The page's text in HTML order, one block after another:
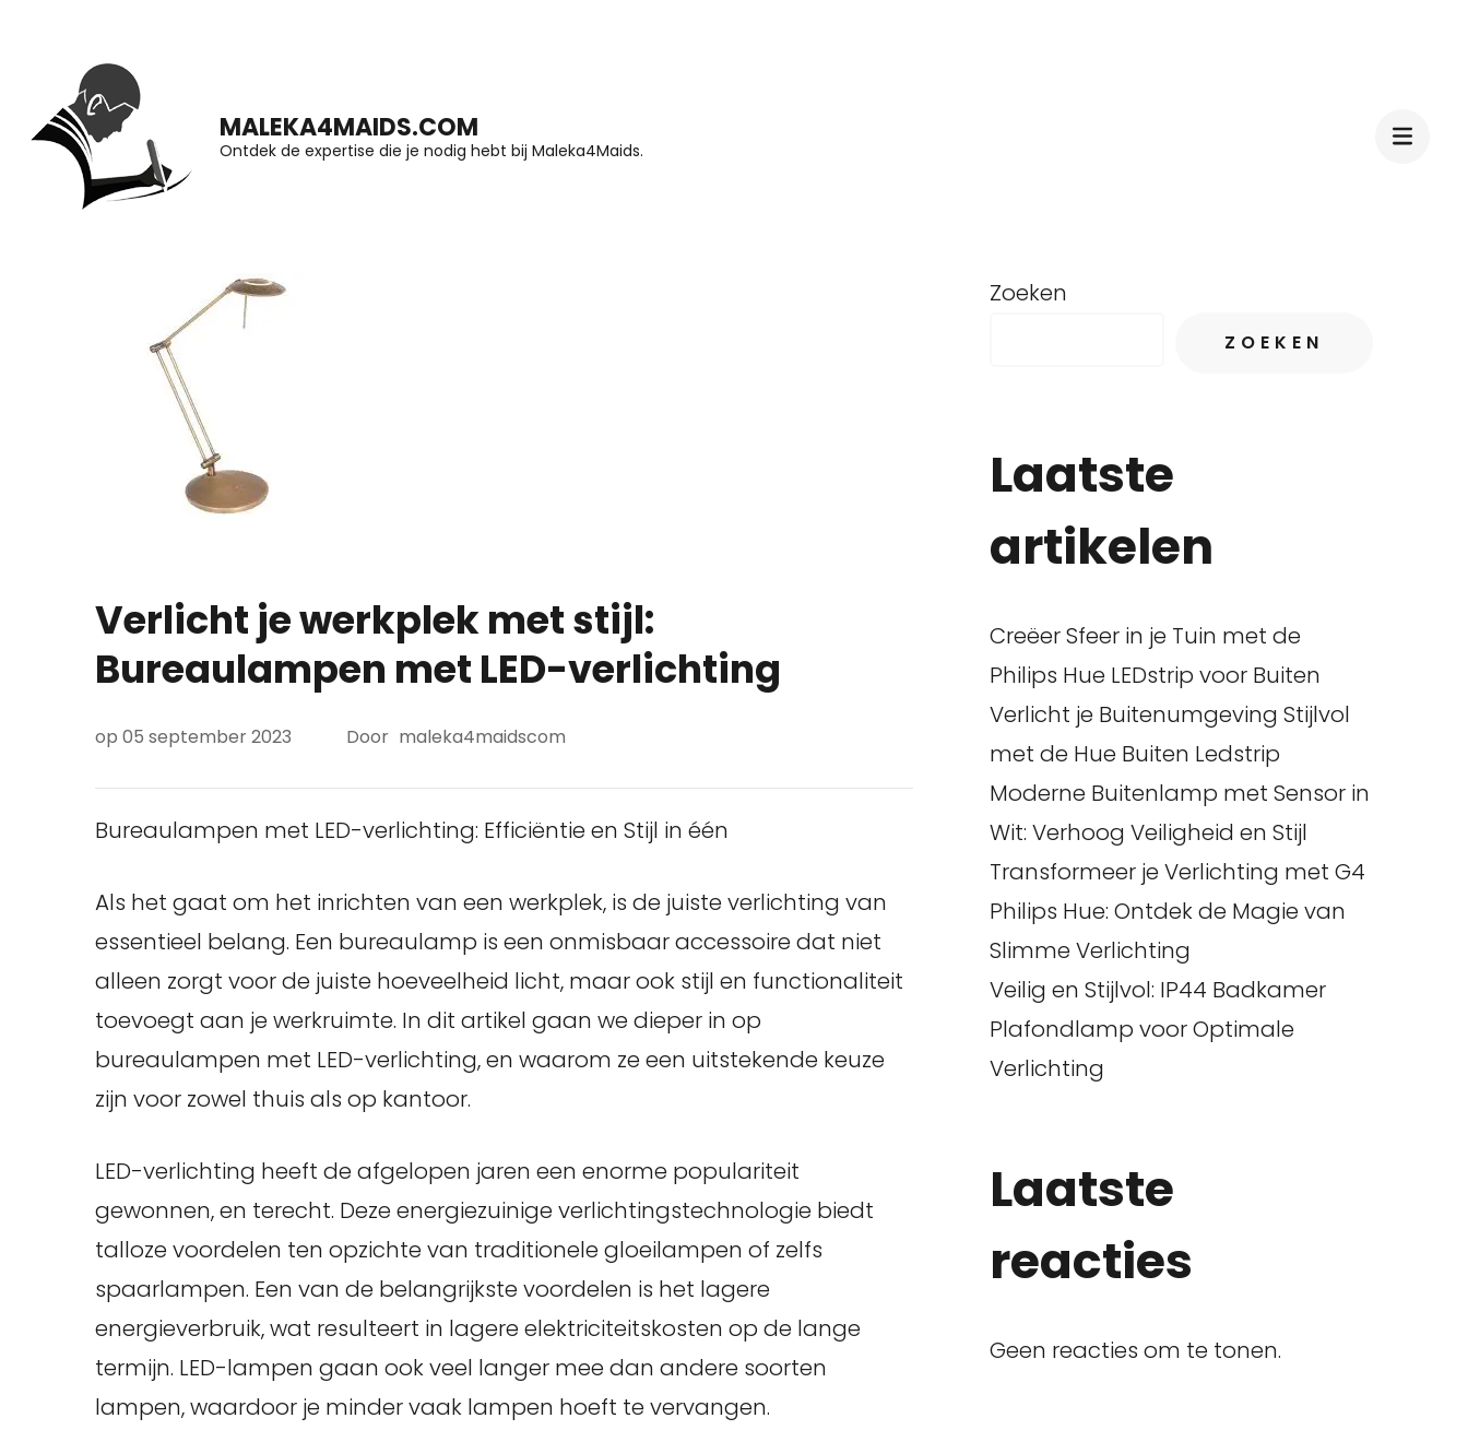
inhoud
(druk
MALEKA4MAIDS.COM
Ontdek de expertise die je nodig hebt bij Maleka4Maids.
Verlicht je werkplek met stijl:
Bureaulampen met LED-verlichting
op 05 september 2023 Door maleka4maidscom
Bureaulampen met LED-verlichting: Efficiëntie en Stijl in één
Als het gaat om het inrichten van een werkplek, is de juiste verlichting van
essentieel belang. Een bureaulamp is een onmisbaar accessoire dat niet
alleen zorgt voor de juiste hoeveelheid licht, maar ook stijl en functionaliteit
toevoegt aan je werkruimte. In dit artikel gaan we dieper in op
bureaulampen met LED-verlichting, en waarom ze een uitstekende keuze
zijn voor zowel thuis als op kantoor.
LED-verlichting heeft de afgelopen jaren een enorme populariteit
gewonnen, en terecht. Deze energiezuinige verlichtingstechnologie biedt
talloze voordelen ten opzichte van traditionele gloeilampen of zelfs
spaarlampen. Een van de belangrijkste voordelen is het lagere
energieverbruik, wat resulteert in lagere elektriciteitskosten op de lange
termijn. LED-lampen gaan ook veel langer mee dan andere soorten
lampen, waardoor je minder vaak lampen hoeft te vervangen.
Zoeken
ZOEKEN
Laatste
artikelen
Creëer Sfeer in je Tuin met de
Philips Hue LEDstrip voor Buiten
Verlicht je Buitenumgeving Stijlvol
met de Hue Buiten Ledstrip
Moderne Buitenlamp met Sensor in
Wit: Verhoog Veiligheid en Stijl
Transformeer je Verlichting met G4
Philips Hue: Ontdek de Magie van
Slimme Verlichting
Veilig en Stijlvol: IP44 Badkamer
Plafondlamp voor Optimale
Verlichting
Laatste
reacties
Geen reacties om te tonen.